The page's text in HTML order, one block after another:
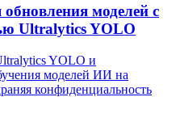
моделей с
Ultralytics YOLO
YOLO и
моделей ИИ на
конфиденциальность